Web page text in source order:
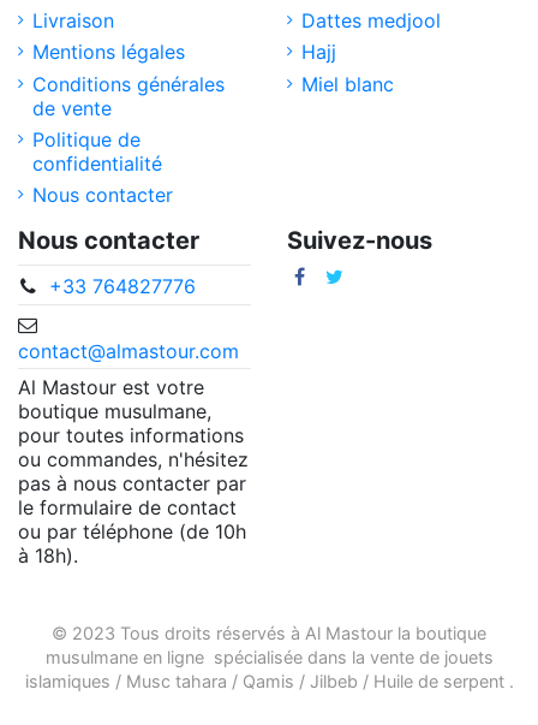
Livraison
Mentions légales
Conditions générales
de vente
Politique de
confidentialité
Nous contacter
Dattes medjool
Hajj
Miel blanc
Nous contacter
+33 764827776
contact@almastour.com
Al Mastour est votre
boutique musulmane,
pour toutes informations
ou commandes, n'hésitez
pas à nous contacter par
le formulaire de contact
ou par téléphone (de 10h
à 18h).
Suivez-nous
© 2023 Tous droits réservés à Al Mastour la boutique
musulmane en lignespécialisée dans la vente de jouets
islamiques / Musc tahara / Qamis / Jilbeb / Huile de serpent.